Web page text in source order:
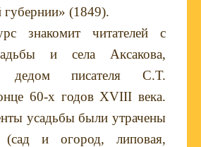
губернии» (1849).
знакомит читателей с
и села Аксакова,
дедом писателя С.Т.
60-х годов XVIII века.
усадьбы были утрачены
и огород, липовая,